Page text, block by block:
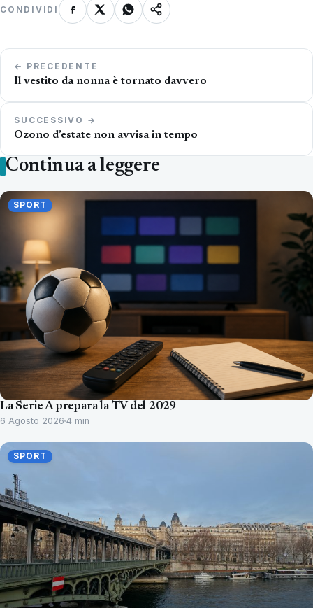
CONDIVIDI
Navigazione
articoli
← PRECEDENTE
Il vestito da nonna è tornato davvero
SUCCESSIVO →
Ozono d’estate non avvisa in tempo
Continua a leggere
SPORT
La Serie A prepara la TV del 2029
6 Agosto 2026 4 min
SPORT